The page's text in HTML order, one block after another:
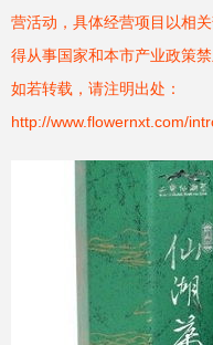
营活动，具体经营项目以相
得从事国家和本市产业政策
如若转载，请注明出处：
http://www.flowernxt.com/